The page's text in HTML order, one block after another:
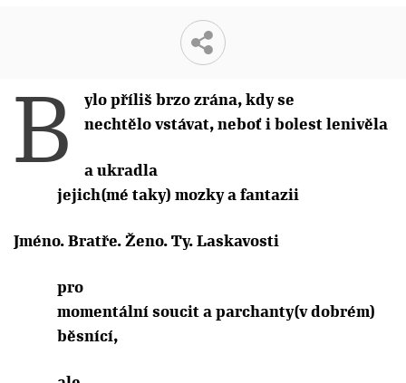
B
ylo příliš brzo zrána, kdy se
nechtělo vstávat, neboť i bolest lenivěla
a ukradla
jejich(mé taky) mozky a fantazii
Jméno. Bratře. Ženo. Ty. Laskavosti
pro
momentální soucit a parchanty(v dobrém)
běsnící,